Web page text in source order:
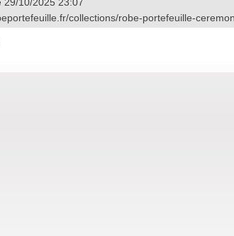
29/10/2025 23:07
collections/robe-portefeuille-